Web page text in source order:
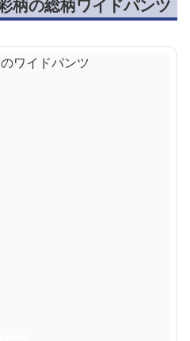
柄の総柄ワイドパンツ